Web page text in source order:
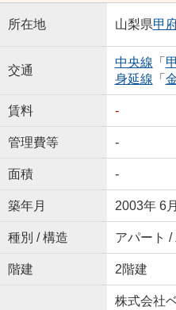
所在地 山梨県甲
交通
中央線 「
身延線 「
賃料 -
管理費等 -
面積 -
築年月 2003年 6
種別 / 構造 アパート /
階建 2階建
株式会社